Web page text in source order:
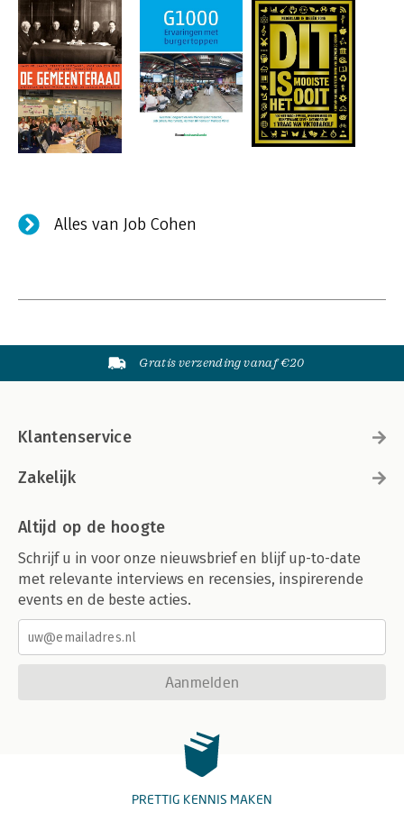
Alles van Job Cohen
Gratis verzending vanaf €20
Klantenservice
Zakelijk
Altijd op de hoogte
Schrijf u in voor onze nieuwsbrief en blijf up-to-date
met relevante interviews en recensies, inspirerende
events en de beste acties.
Aanmelden
PRETTIG KENNIS MAKEN